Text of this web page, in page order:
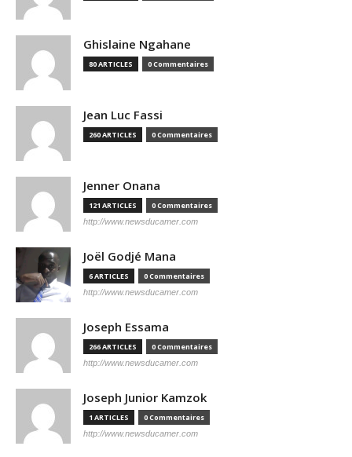
Ghislaine Ngahane
80 ARTICLES 0 Commentaires
Jean Luc Fassi
260 ARTICLES 0 Commentaires
Jenner Onana
121 ARTICLES 0 Commentaires
http://www.newsducamer.com
Joël Godjé Mana
6 ARTICLES 0 Commentaires
http://www.newsducamer.com
Joseph Essama
266 ARTICLES 0 Commentaires
http://www.newsducamer.com
Joseph Junior Kamzok
1 ARTICLES 0 Commentaires
http://www.newsducamer.com